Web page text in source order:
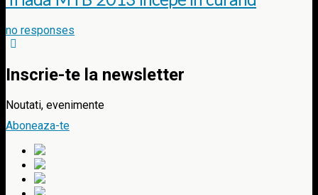
no responses
Inscrie-te la newsletter
Noutati, evenimente
Aboneaza-te